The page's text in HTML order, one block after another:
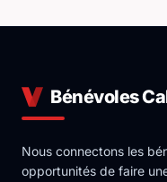
Bénévoles
Nous connectons les
opportunités de faire